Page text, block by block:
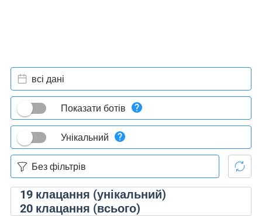
19клацання (унікальний)
20клацання (всього)
всі дані
Показати ботів
Унікальний